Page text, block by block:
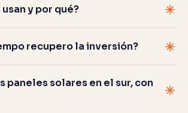
y por qué?
recupero la inversión?
paneles solares en el sur, con